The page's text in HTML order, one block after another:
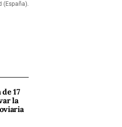
(España).
17
la